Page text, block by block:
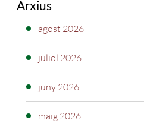
Arxius
agost 2026
juliol 2026
juny 2026
maig 2026